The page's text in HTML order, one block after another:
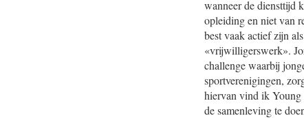
wanneer de diensttijd
opleiding en niet van
best vaak actief zijn
«vrijwilligerswerk».
challenge waarbij
sportverenigingen,
hiervan vind ik Young
de samenleving te